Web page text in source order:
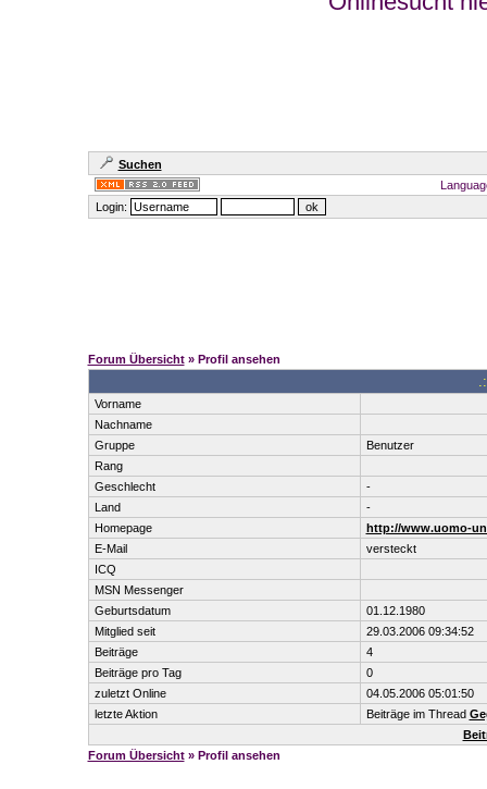
Suchen
Login:
Forum Übersicht» Profil ansehen
Vorname
Nachname
Gruppe
Benutzer
Rang
Geschlecht
-
Land
-
Homepage
http://www.uomo-
E-Mail
versteckt
ICQ
MSN Messenger
Geburtsdatum
01.12.1980
Mitglied seit
29.03.2006 09:34:52
Beiträge
4
Beiträge pro Tag
0
zuletzt Online
04.05.2006 05:01:50
letzte Aktion
Beiträge im Thread
Forum Übersicht» Profil ansehen